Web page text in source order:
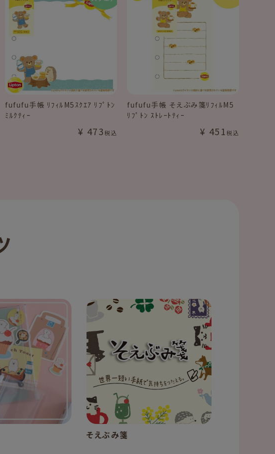
fufufu手帳 ﾘﾌｨﾙM5ｽｸｴｱ ﾘﾌﾟﾄﾝ
ﾐﾙｸﾃｨｰ
¥ 473税込
fufufu手帳 そえぶみ箋ﾘﾌｨﾙM5
ﾘﾌﾟﾄﾝ ｽﾄﾚｰﾄﾃｨｰ
¥ 451税込
そえぶみ箋